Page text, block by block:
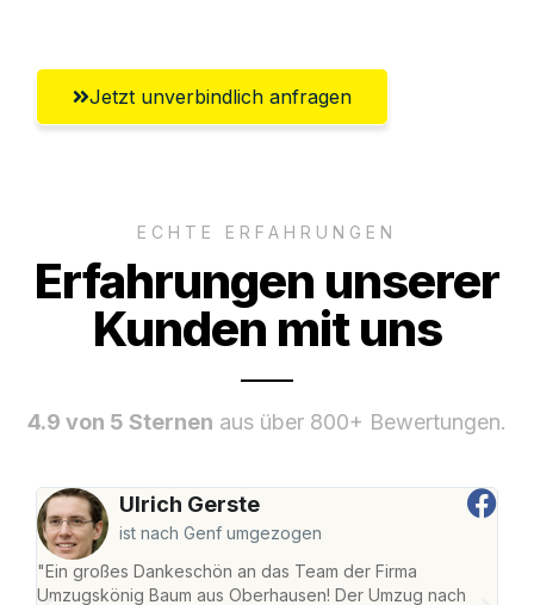
Jetzt unverbindlich anfragen
ECHTE ERFAHRUNGEN
Erfahrungen unserer
Kunden mit uns
4.9 von 5 Sternen aus über 800+ Bewertungen.
Ulrich Gerste
ist nach Genf umgezogen
"Ein großes Dankeschön an das Team der Firma
Umzugskönig Baum aus Oberhausen! Der Umzug nach